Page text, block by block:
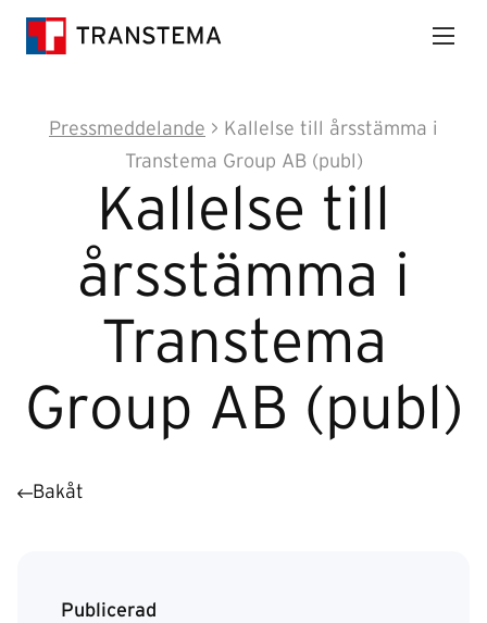
Pressmeddelande > Kallelse till årsstämma i
Transtema Group AB (publ)
Kallelse till
årsstämma i
Transtema
Group AB (publ)
Bakåt
Publicerad